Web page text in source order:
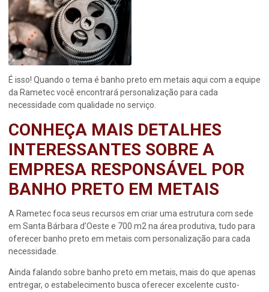
É isso! Quando o tema é banho preto em metais aqui com a equipe
da Rametec você encontrará personalização para cada
necessidade com qualidade no serviço.
CONHEÇA MAIS DETALHES
INTERESSANTES SOBRE A
EMPRESA RESPONSÁVEL POR
BANHO PRETO EM METAIS
A Rametec foca seus recursos em criar uma estrutura com sede
em Santa Bárbara d’Oeste e 700 m2 na área produtiva, tudo para
oferecer banho preto em metais com personalização para cada
necessidade.
Ainda falando sobre banho preto em metais, mais do que apenas
entregar, o estabelecimento busca oferecer excelente custo-